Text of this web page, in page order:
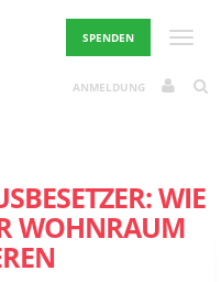
SPENDEN
ANMELDUNG
WIE
WOHNRAUM